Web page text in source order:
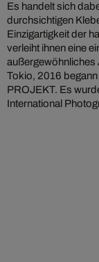
Es handelt sich
durchsichtigen
Einzigartigkeit der
verleiht ihnen eine
außergewöhnliches
Tokio, 2016
PROJEKT. Es
International